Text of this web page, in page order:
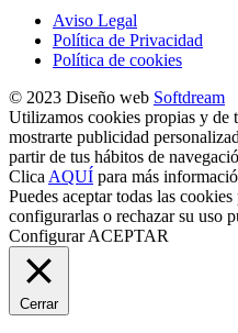
Aviso Legal
Política de Privacidad
Política de cookies
© 2023 Diseño web Softdream
Utilizamos cookies propias y de
mostrarte publicidad
partir de tus hábitos de
Clica AQUÍ para más
Puedes aceptar todas las
configurarlas o rechazar su uso
Configurar ACEPTAR
Cerrar